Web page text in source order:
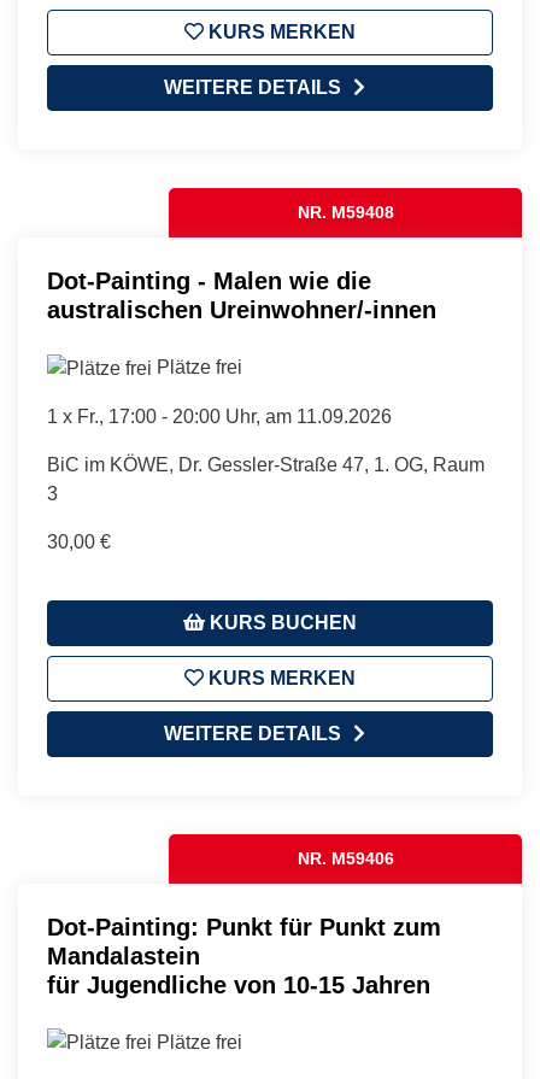
KURS MERKEN
WEITERE DETAILS
NR. M59408
Dot-Painting - Malen wie die
australischen Ureinwohner/-innen
Plätze frei
1 x Fr., 17:00 - 20:00 Uhr, am 11.09.2026
BiC im KÖWE, Dr. Gessler-Straße 47, 1. OG, Raum
3
30,00 €
KURS BUCHEN
KURS MERKEN
WEITERE DETAILS
NR. M59406
Dot-Painting: Punkt für Punkt zum
Mandalastein
für Jugendliche von 10-15 Jahren
Plätze frei